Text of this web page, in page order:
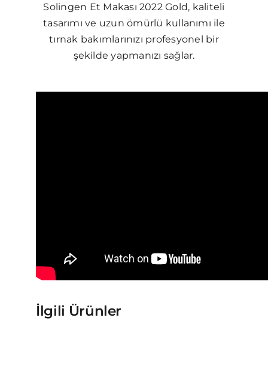
Solingen Et Makası 2022 Gold, kaliteli
tasarımı ve uzun ömürlü kullanımı ile
tırnak bakımlarınızı profesyonel bir
şekilde yapmanızı sağlar.
İlgili Ürünler